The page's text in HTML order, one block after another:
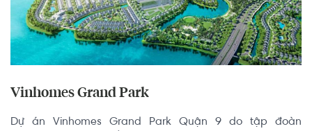
Vinhomes Grand Park
Dự án Vinhomes Grand Park Quận 9 do tập đoàn